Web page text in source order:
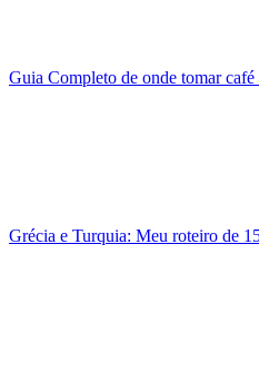
Guia Completo de onde tomar
Grécia e Turquia: Meu roteiro de